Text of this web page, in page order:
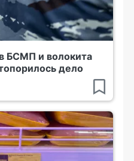
БСМП и волокита
дело